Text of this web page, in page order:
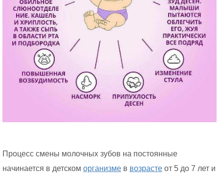
Процесс смены молочных зубов на постоянные
начинается в детском организме в возрасте от 5 до 7 лет и